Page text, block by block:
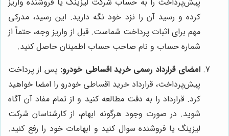
کرده و رسید آن را نزد خود نگه دارید. این رسید، مدرکی
مهم برای اثبات پرداخت شماست. قبل از واریز وجه، حتماً از
شماره حساب و نام صاحب حساب اطمینان حاصل کنید.
امضای قرارداد رسمی خرید اقساطی خودرو: پس از پرداخت
پیش‌پرداخت، قرارداد خرید اقساطی خودرو را امضا خواهید
کرد. قرارداد را به دقت مطالعه کنید و از تمام مفاد آن آگاه
شوید. در صورت وجود هرگونه ابهام، از کارشناسان شرکت
لیزینگ یا فروشنده سوال کنید و ابهامات خود را رفع کنید.